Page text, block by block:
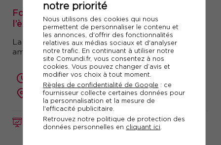
notre priorité
Nous utilisons des cookies qui nous
permettent de personnaliser le contenu et
les annonces, d'offrir des fonctionnalités
relatives aux médias sociaux et d'analyser
notre trafic. En continuant à utiliser notre
site Comundi.fr, vous consentez à nos
cookies. Vous pouvez changer d’avis et
modifier vos choix à tout moment.
Règles de confidentialité de Google : ce
fournisseur collecte certaines données pour
la personnalisation et la mesure de
l'efficacité publicitaire.
Retrouvez notre politique de protection des
données personnelles en cliquant ici.
FORMATION Réf. 12109
Formation : Développer sa pensée critique à
l’ère de l’IA
La pensée critique : une compétence-pivot pour
améliorer sa prise de décision
2 jours (14 heures)
présentiel ou à distance